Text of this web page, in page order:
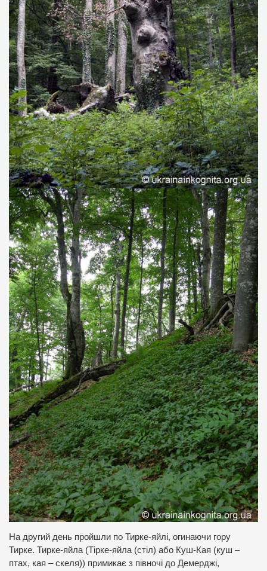
На другий день пройшли по Тирке-яйлі, огинаючи гору
Тирке. Тирке-яйла (Тірке-яйла (стіл) або Куш-Кая (куш –
птах, кая – скеля)) примикає з півночі до Демерджі,